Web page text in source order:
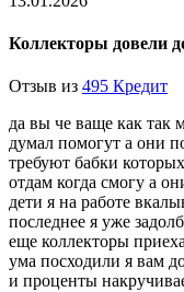
Коллекторы довели
Отзыв из 495 Кредит
да вы че ваще как так
думал помогут а они
требуют бабки
отдам когда смогу а
дети я на работе
последнее я уже
еще коллекторы
ума посходили я вам
и проценты